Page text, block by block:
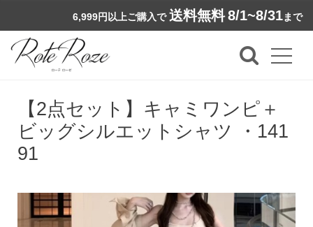
6,999円以上ご購入で 送料無料8/1~8/31まで
【2点セット】キャミワンピ＋
ビッグシルエットシャツ ・141
91